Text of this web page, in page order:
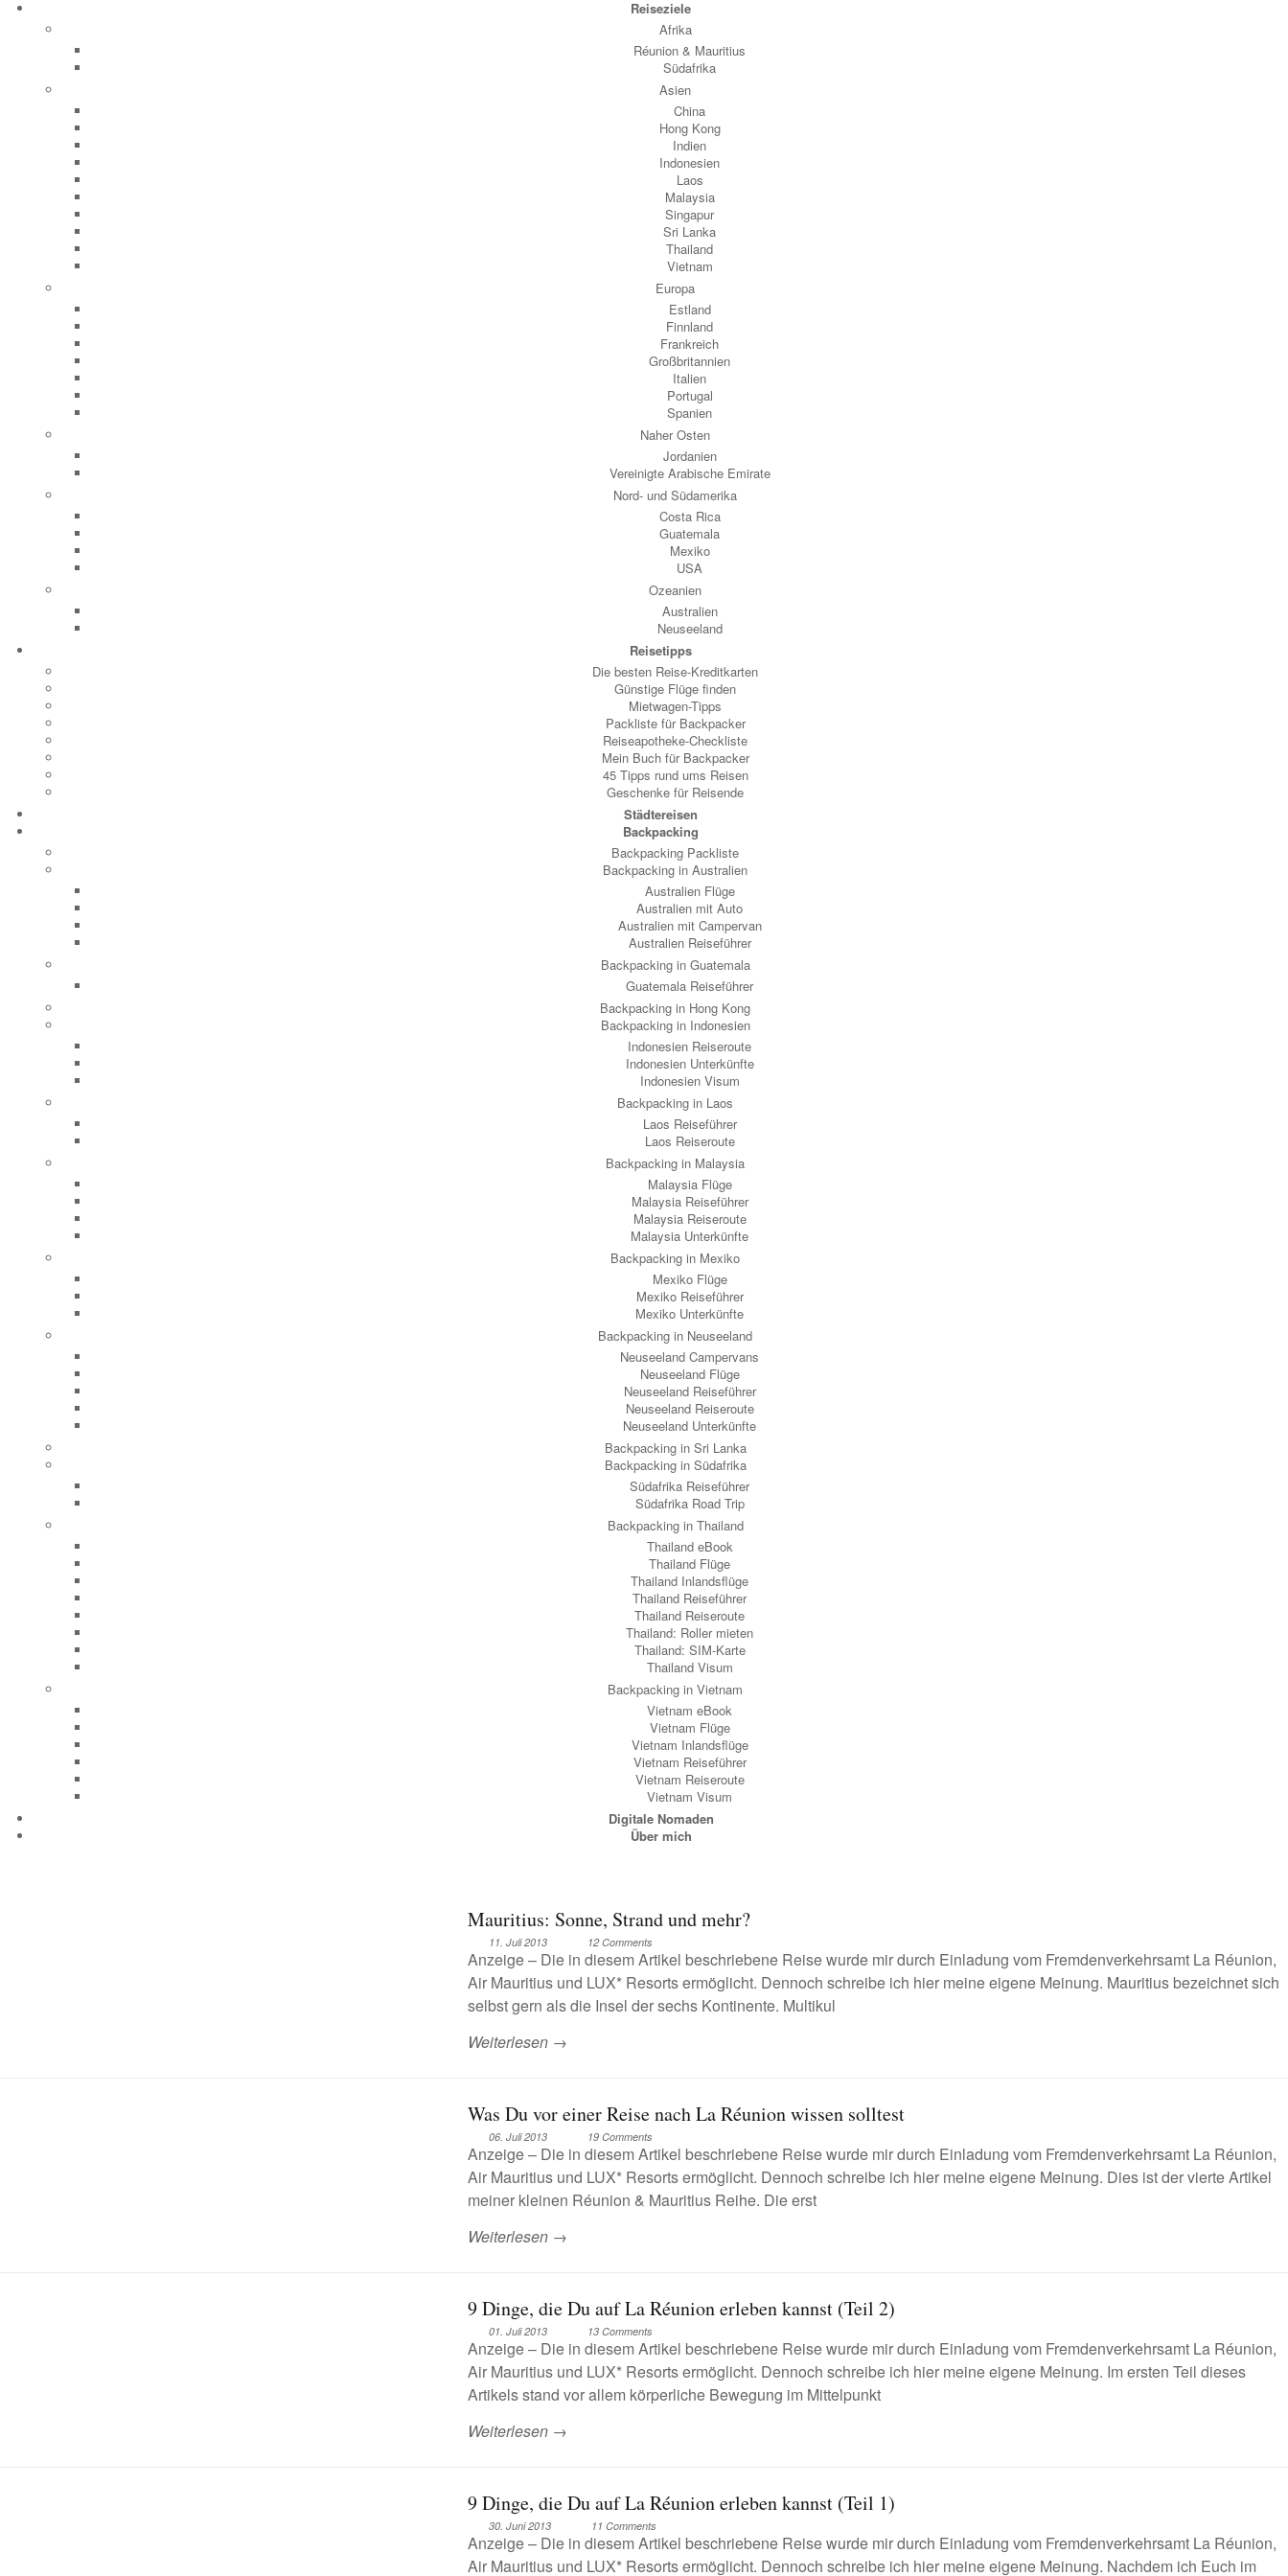
Reiseziele
Afrika
Réunion & Mauritius
Südafrika
Asien
China
Hong Kong
Indien
Indonesien
Laos
Malaysia
Singapur
Sri Lanka
Thailand
Vietnam
Europa
Estland
Finnland
Frankreich
Großbritannien
Italien
Portugal
Spanien
Naher Osten
Jordanien
Vereinigte Arabische Emirate
Nord- und Südamerika
Costa Rica
Guatemala
Mexiko
USA
Ozeanien
Australien
Neuseeland
Reisetipps
Die besten Reise-Kreditkarten
Günstige Flüge finden
Mietwagen-Tipps
Packliste für Backpacker
Reiseapotheke-Checkliste
Mein Buch für Backpacker
45 Tipps rund ums Reisen
Geschenke für Reisende
Städtereisen
Backpacking
Backpacking Packliste
Backpacking in Australien
Australien Flüge
Australien mit Auto
Australien mit Campervan
Australien Reiseführer
Backpacking in Guatemala
Guatemala Reiseführer
Backpacking in Hong Kong
Backpacking in Indonesien
Indonesien Reiseroute
Indonesien Unterkünfte
Indonesien Visum
Backpacking in Laos
Laos Reiseführer
Laos Reiseroute
Backpacking in Malaysia
Malaysia Flüge
Malaysia Reiseführer
Malaysia Reiseroute
Malaysia Unterkünfte
Backpacking in Mexiko
Mexiko Flüge
Mexiko Reiseführer
Mexiko Unterkünfte
Backpacking in Neuseeland
Neuseeland Campervans
Neuseeland Flüge
Neuseeland Reiseführer
Neuseeland Reiseroute
Neuseeland Unterkünfte
Backpacking in Sri Lanka
Backpacking in Südafrika
Südafrika Reiseführer
Südafrika Road Trip
Backpacking in Thailand
Thailand eBook
Thailand Flüge
Thailand Inlandsflüge
Thailand Reiseführer
Thailand Reiseroute
Thailand: Roller mieten
Thailand: SIM-Karte
Thailand Visum
Backpacking in Vietnam
Vietnam eBook
Vietnam Flüge
Vietnam Inlandsflüge
Vietnam Reiseführer
Vietnam Reiseroute
Vietnam Visum
Digitale Nomaden
Über mich
Mauritius: Sonne, Strand und mehr?
11. Juli 2013 12 Comments
Anzeige – Die in diesem Artikel beschriebene Reise wurde mir durch Einladung vom Fremdenverkehrsamt La Réunion,
Air Mauritius und LUX* Resorts ermöglicht. Dennoch schreibe ich hier meine eigene Meinung. Mauritius bezeichnet sich
selbst gern als die Insel der sechs Kontinente. Multikul
Weiterlesen →
Was Du vor einer Reise nach La Réunion wissen solltest
06. Juli 2013 19 Comments
Anzeige – Die in diesem Artikel beschriebene Reise wurde mir durch Einladung vom Fremdenverkehrsamt La Réunion,
Air Mauritius und LUX* Resorts ermöglicht. Dennoch schreibe ich hier meine eigene Meinung. Dies ist der vierte Artikel
meiner kleinen Réunion & Mauritius Reihe. Die erst
Weiterlesen →
9 Dinge, die Du auf La Réunion erleben kannst (Teil 2)
01. Juli 2013 13 Comments
Anzeige – Die in diesem Artikel beschriebene Reise wurde mir durch Einladung vom Fremdenverkehrsamt La Réunion,
Air Mauritius und LUX* Resorts ermöglicht. Dennoch schreibe ich hier meine eigene Meinung. Im ersten Teil dieses
Artikels stand vor allem körperliche Bewegung im Mittelpunkt
Weiterlesen →
9 Dinge, die Du auf La Réunion erleben kannst (Teil 1)
30. Juni 2013 11 Comments
Anzeige – Die in diesem Artikel beschriebene Reise wurde mir durch Einladung vom Fremdenverkehrsamt La Réunion,
Air Mauritius und LUX* Resorts ermöglicht. Dennoch schreibe ich hier meine eigene Meinung. Nachdem ich Euch im